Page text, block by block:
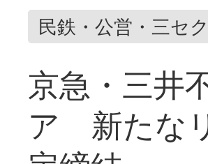
民鉄・公営・三セク
京急・三井
ア 新たな